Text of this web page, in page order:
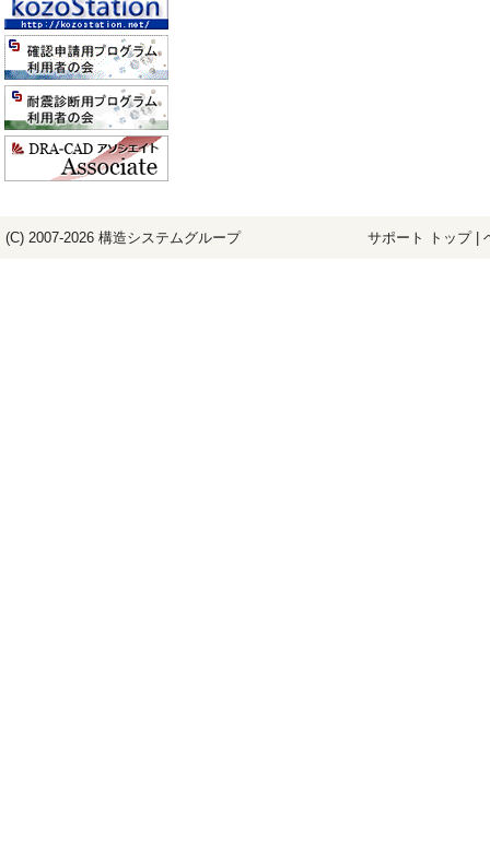
(C) 2007-2026 構造システムグループ サポート トップ|